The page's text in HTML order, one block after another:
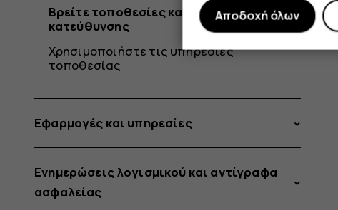
Βρείτε τοποθεσίες και λάβετε οδηγίες
κατεύθυνσης
Χρησιμοποιήστε τις υπηρεσίες
τοποθεσίας
Εφαρμογές και υπηρεσίες
Ενημερώσεις λογισμικού και αντίγραφα
ασφαλείας
Αποδοχή όλων